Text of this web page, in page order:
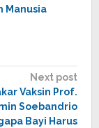
Manusia
Next post
Vaksin Prof.
Soebandrio
Bayi Harus